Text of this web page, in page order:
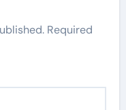
Required